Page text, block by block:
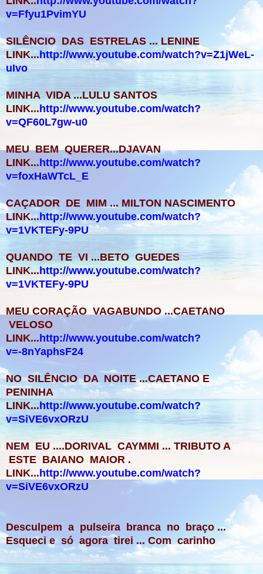
v=Ffyu1PvimYU
SILÊNCIO DAS ESTRELAS ... LENINE
LINK...http://www.youtube.com/watch?v=Z1jWeL-
uIvo
MINHA VIDA ...LULU SANTOS
LINK...http://www.youtube.com/watch?
v=QF60L7gw-u0
MEU BEM QUERER...DJAVAN
LINK...http://www.youtube.com/watch?
v=foxHaWTcL_E
CAÇADOR DE MIM ... MILTON NASCIMENTO
LINK...http://www.youtube.com/watch?
v=1VKTEFy-9PU
QUANDO TE VI ...BETO GUEDES
LINK...http://www.youtube.com/watch?
v=1VKTEFy-9PU
MEU CORAÇÃO VAGABUNDO ...CAETANO
VELOSO
LINK...http://www.youtube.com/watch?
v=-8nYaphsF24
NO SILÊNCIO DA NOITE ...CAETANO E
PENINHA
LINK...http://www.youtube.com/watch?
v=SiVE6vxORzU
NEM EU ....DORIVAL CAYMMI ... TRIBUTO A
ESTE BAIANO MAIOR .
LINK...http://www.youtube.com/watch?
v=SiVE6vxORzU
Desculpem a pulseira branca no braço ...
Esqueci e só agora tirei ... Com carinho